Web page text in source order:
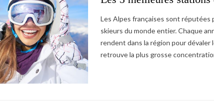
Les Alpes françaises sont
skieurs du monde entier. Chaque
rendent dans la région pour dévaler
retrouve la plus grosse